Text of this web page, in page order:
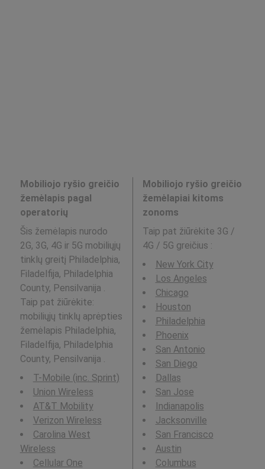
Mobiliojo ryšio greičio
žemėlapis pagal
operatorių
Šis žemėlapis nurodo
2G, 3G, 4G ir 5G mobiliųjų
tinklų greitį Philadelphia,
Filadelfija, Philadelphia
County, Pensilvanija .
Taip pat žiūrėkite:
mobiliųjų tinklų aprėpties
žemėlapis Philadelphia,
Filadelfija, Philadelphia
County, Pensilvanija .
T-Mobile (inc. Sprint)
Union Wireless
AT&T Mobility
Verizon Wireless
Carolina West
Wireless
Cellular One
Mobiliojo ryšio greičio
žemėlapiai kitoms
zonoms
Taip pat žiūrėkite 3G /
4G / 5G greičius :
New York City
Los Angeles
Chicago
Houston
Philadelphia
Phoenix
San Antonio
San Diego
Dallas
San Jose
Indianapolis
Jacksonville
San Francisco
Austin
Columbus